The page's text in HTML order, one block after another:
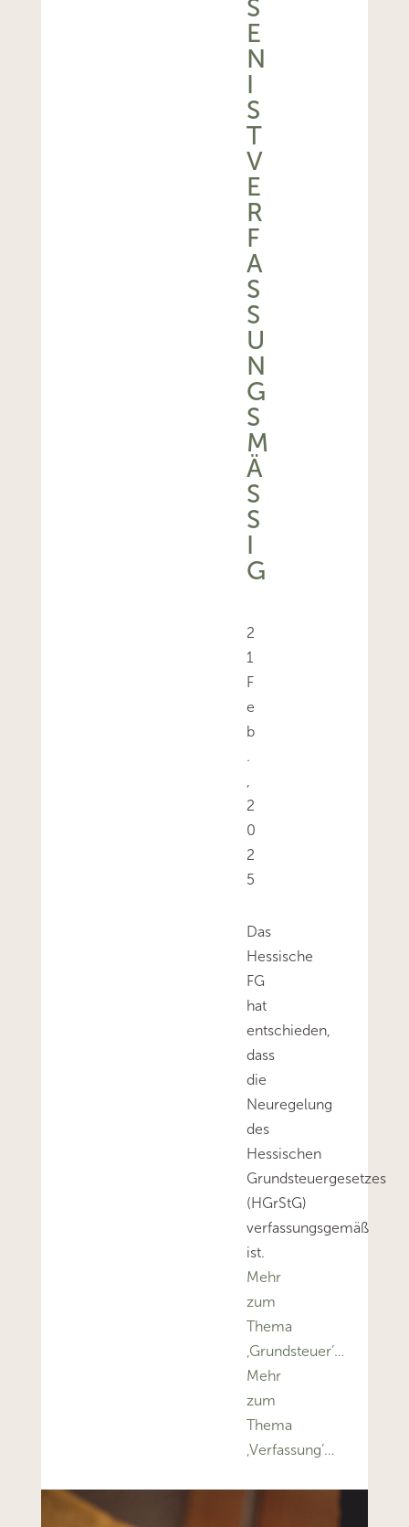
S
E
N
I
S
T
V
E
R
F
A
S
S
U
N
G
S
M
Ä
SS
I
G
2
1
F
e
b
.
,
2
0
2
5
Das
Hessische
FG
hat
entschieden,
dass
die
Neuregelung
des
Hessischen
Grundsteuergesetzes
(HGrStG)
verfassungsgemäß
ist.
Mehr
zum
Thema
‚Grundsteuer’…
Mehr
zum
Thema
‚Verfassung’…